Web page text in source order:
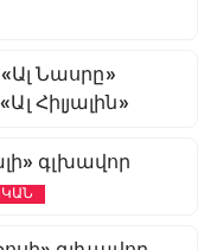
Նասրը»
Հիլյալին»
գլխավոր